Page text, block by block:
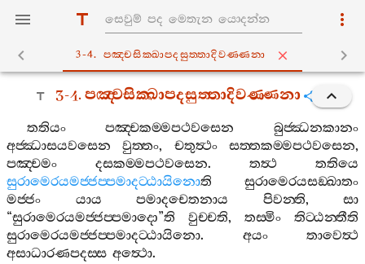
3-4. පඤ‍්චසික‍්ඛාපදසුත‍්තාදිවණ‍්ණනා
3-4.පඤ‍්චසික‍්ඛාපදසුත‍්තාදිවණ‍්ණනා
තතියං පඤ‍්චකම‍්මපථවසෙන
බුජ‍්ඣනකානං
අජ‍්ඣාසයවසෙන
වුත‍්තං, චතුත්‍ථං සත‍්තකම‍්මපථවසෙන,
පඤ‍්චමං
දසකම‍්මපථවසෙන. තත්‍ථ
තතියෙ
සුරාමෙරයමජ‍්ජප‍්පමාදට‍්ඨායිනොති
සුරාමෙරයසඞ‍්ඛාතං
මජ‍්ජං
යාය පමාදචෙතනාය පිවන‍්ති, සා
“සුරාමෙරයමජ‍්ජප‍්පමාදො”ති වුච‍්චති, තස‍්මිං
තිට‍්ඨන‍්තීති
සුරාමෙරයමජ‍්ජප‍්පමාදට‍්ඨායිනො. අයං
තාවෙත්‍ථ
අසාධාරණපදස‍්ස අත්‍ථො.